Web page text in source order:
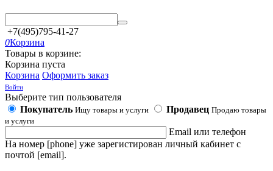
+7(495)795-41-27
0Корзина
Товары в корзине:
Корзина пуста
Корзина Оформить заказ
Войти
Выберите тип пользователя
Покупатель Ищу товары и услуги Продавец Продаю товары
и услуги
Email или телефон
На номер [phone] уже зарегистирован личный кабинет с
почтой [email].